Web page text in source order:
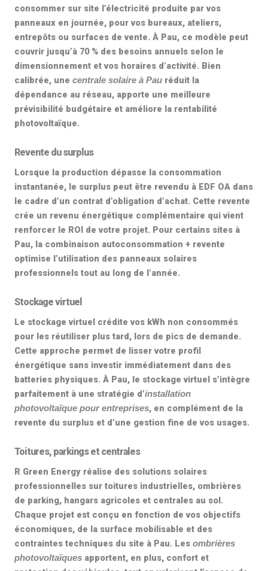
consommer sur site l’électricité produite par vos
panneaux en journée, pour vos bureaux, ateliers,
entrepôts ou surfaces de vente. À Pau, ce modèle peut
couvrir jusqu’à 70 % des besoins annuels selon le
dimensionnement et vos horaires d’activité. Bien
calibrée, une centrale solaire à Pau réduit la
dépendance au réseau, apporte une meilleure
prévisibilité budgétaire et améliore la rentabilité
photovoltaïque.
Revente du surplus
Lorsque la production dépasse la consommation
instantanée, le surplus peut être revendu à EDF OA dans
le cadre d’un contrat d’obligation d’achat. Cette revente
crée un revenu énergétique complémentaire qui vient
renforcer le ROI de votre projet. Pour certains sites à
Pau, la combinaison autoconsommation + revente
optimise l’utilisation des panneaux solaires
professionnels tout au long de l’année.
Stockage virtuel
Le stockage virtuel crédite vos kWh non consommés
pour les réutiliser plus tard, lors de pics de demande.
Cette approche permet de lisser votre profil
énergétique sans investir immédiatement dans des
batteries physiques. À Pau, le stockage virtuel s’intègre
parfaitement à une stratégie d’installation
photovoltaïque pour entreprises, en complément de la
revente du surplus et d’une gestion fine de vos usages.
Toitures, parkings et centrales
R Green Energy réalise des solutions solaires
professionnelles sur toitures industrielles, ombrières
de parking, hangars agricoles et centrales au sol.
Chaque projet est conçu en fonction de vos objectifs
économiques, de la surface mobilisable et des
contraintes techniques du site à Pau. Les ombrières
photovoltaïques apportent, en plus, confort et